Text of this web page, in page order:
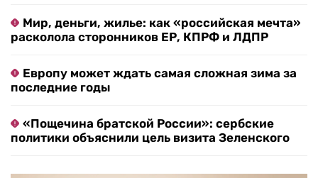
Мир, деньги, жилье: как «российская мечта»
расколола сторонников ЕР, КПРФ и ЛДПР
Европу может ждать самая сложная зима за
последние годы
«Пощечина братской России»: сербские
политики объяснили цель визита Зеленского